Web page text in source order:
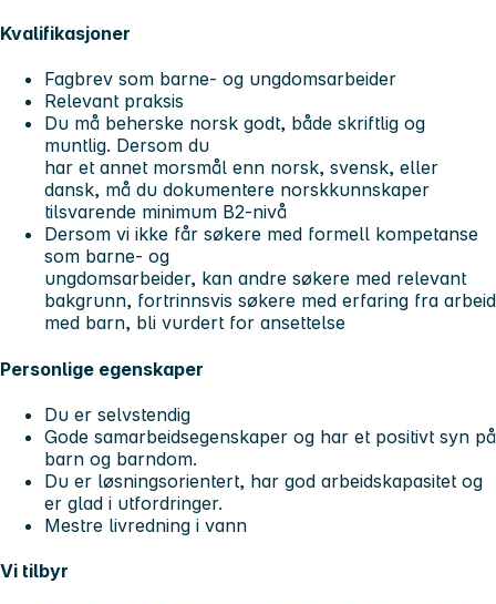
Kvalifikasjoner
Fagbrev som barne- og ungdomsarbeider
Relevant praksis
Du må beherske norsk godt, både skriftlig og
muntlig. Dersom du
har et annet morsmål enn norsk, svensk, eller
dansk, må du dokumentere norskkunnskaper
tilsvarende minimum B2-nivå
Dersom vi ikke får søkere med formell kompetanse
som barne- og
ungdomsarbeider, kan andre søkere med relevant
bakgrunn, fortrinnsvis søkere med erfaring fra arbeid
med barn, bli vurdert for ansettelse
Personlige egenskaper
Du er selvstendig
Gode samarbeidsegenskaper og har et positivt syn på
barn og barndom.
Du er løsningsorientert, har god arbeidskapasitet og
er glad i utfordringer.
Mestre livredning i vann
Vi tilbyr